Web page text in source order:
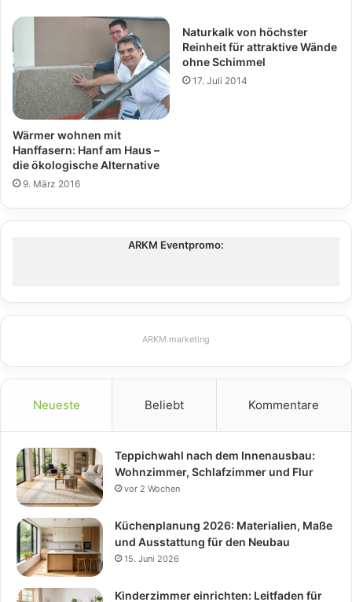
Wärmer wohnen mit
Hanffasern: Hanf am Haus –
die ökologische Alternative
9. März 2016
Naturkalk von höchster
Reinheit für attraktive Wände
ohne Schimmel
17. Juli 2014
ARKM Eventpromo:
ARKM.marketing
Neueste Beliebt Kommentare
Teppichwahl nach dem Innenausbau:
Wohnzimmer, Schlafzimmer und Flur
vor 2 Wochen
Küchenplanung 2026: Materialien, Maße
und Ausstattung für den Neubau
15. Juni 2026
Kinderzimmer einrichten: Leitfaden für